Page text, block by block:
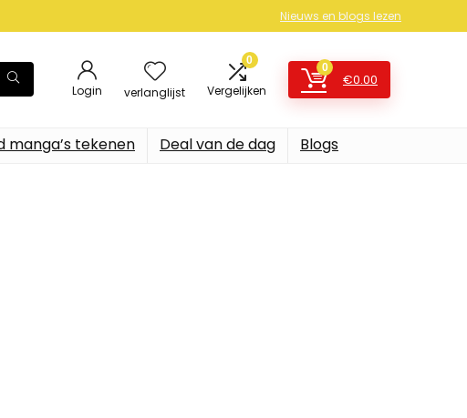
Nieuws en blogs lezen
Login verlanglijst
0
Vergelijken
0
€0.00
manga’s tekenen Deal van de dag Blogs